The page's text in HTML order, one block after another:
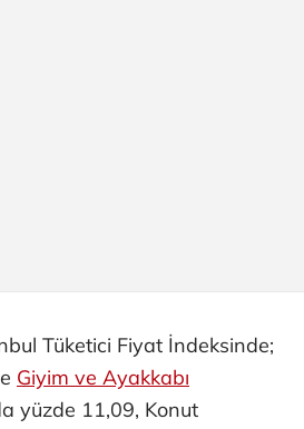
Tüketici Fiyat İndeksinde;
Giyim ve Ayakkabı
yüzde 11,09, Konut